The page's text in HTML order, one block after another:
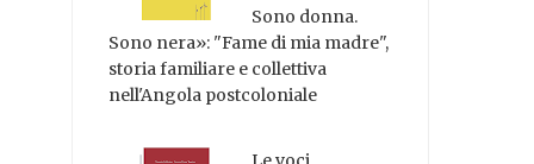
Sono donna.
Sono nera»: "Fame di mia madre",
storia familiare e collettiva
nell'Angola postcoloniale